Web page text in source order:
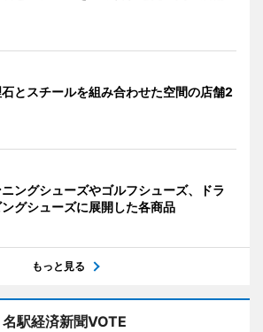
とスチールを組み合わせた空間の店舗2
ングシューズやゴルフシューズ、ドラ
グシューズに展開した各商品
もっと見る
名駅経済新聞VOTE